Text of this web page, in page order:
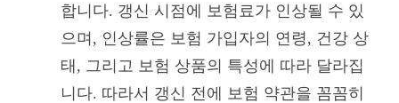
합니다. 갱신 시점에 보험료가 인상될 수 있
으며, 인상률은 보험 가입자의 연령, 건강 상
태, 그리고 보험 상품의 특성에 따라 달라집
니다. 따라서 갱신 전에 보험 약관을 꼼꼼히